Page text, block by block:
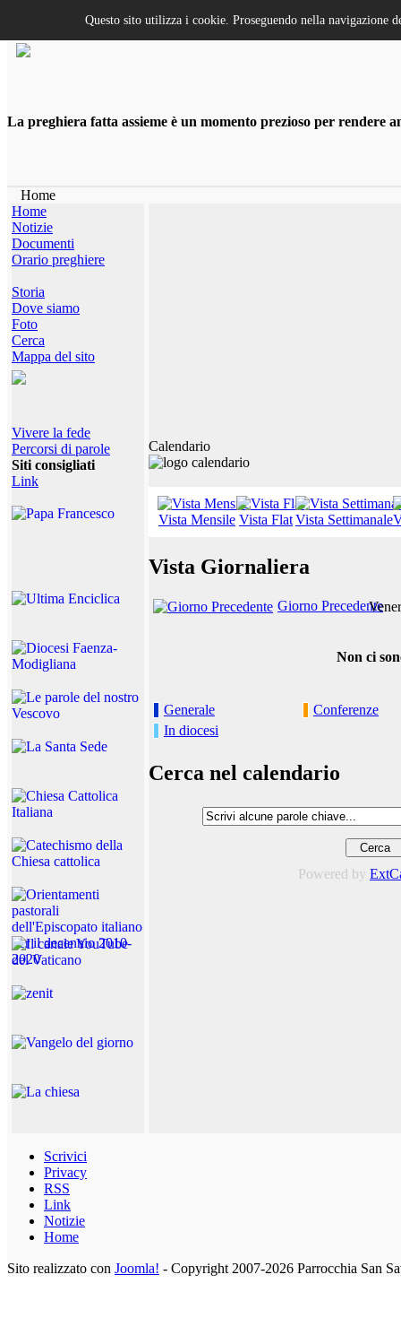
La preghiera fatta assieme è un momento prezioso per rendere
Home
Home
Notizie
Documenti
Orario preghiere
Storia
Dove siamo
Foto
Cerca
Mappa del sito
Vivere la fede
Percorsi di parole
Siti consigliati
Link
Calendario
Vista Mensile Vista FlatVista Settimanale
Vista Giornaliera
Giorno Precedente
Non ci
Generale
Conferenze
In diocesi
Cerca nel calendario
Powered by
Scrivici
Privacy
RSS
Link
Notizie
Home
Sito realizzato con Joomla! - Copyright 2007-2026 Parrocchia San
Questo sito utilizza i cookie. Proseguendo nella navigazione